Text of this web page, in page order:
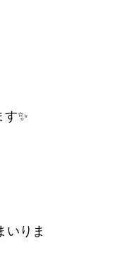
✨
いりま